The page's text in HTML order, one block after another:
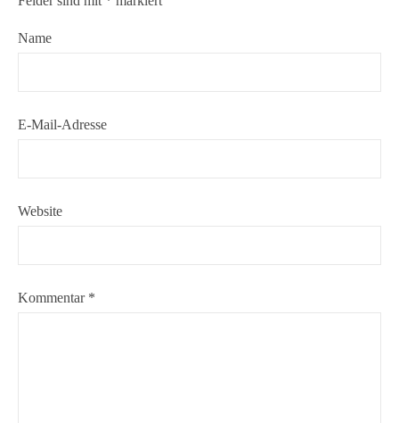
Name
E-Mail-Adresse
Website
Kommentar *